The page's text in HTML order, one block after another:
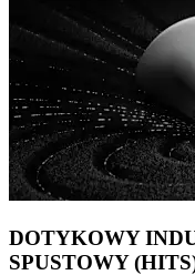
DOTYKOWY
SPUSTOWY